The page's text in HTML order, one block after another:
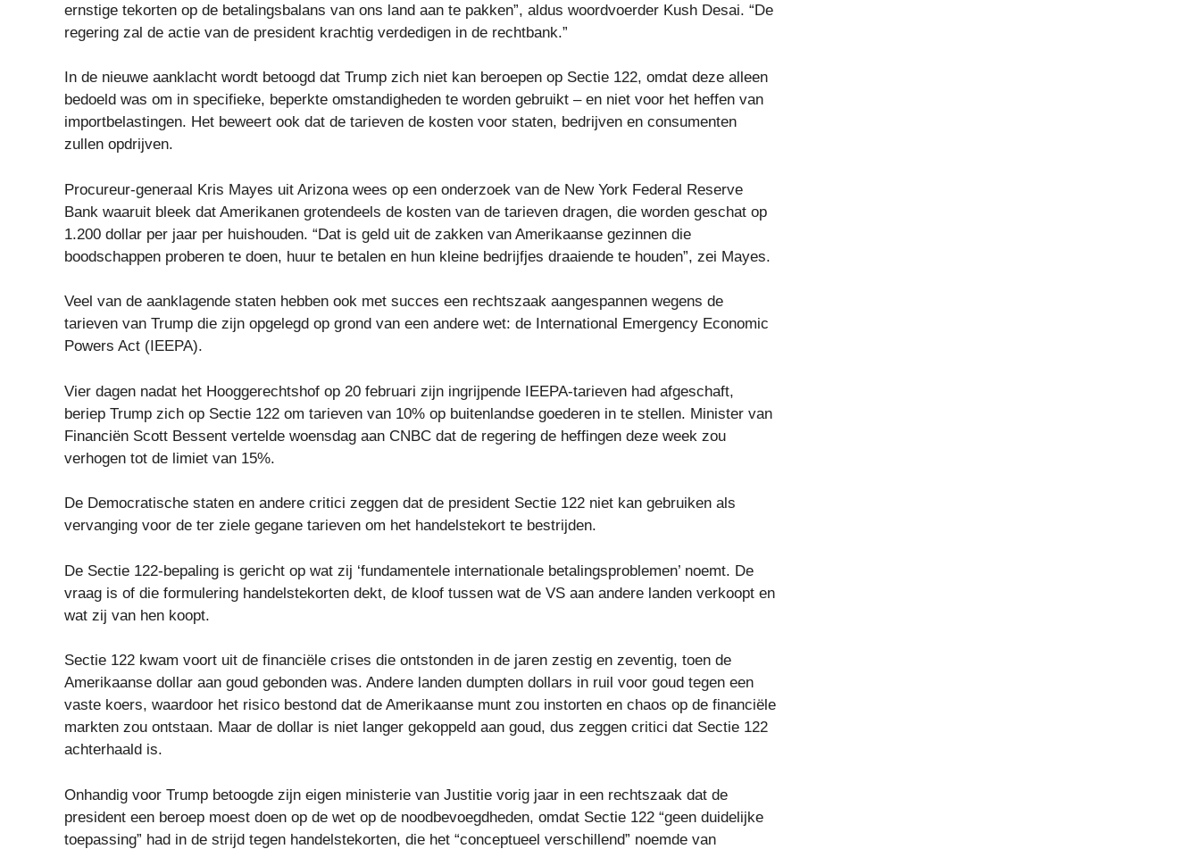
ernstige tekorten op de betalingsbalans van ons land aan te pakken”, aldus woordvoerder Kush Desai. “De
regering zal de actie van de president krachtig verdedigen in de rechtbank.”
In de nieuwe aanklacht wordt betoogd dat Trump zich niet kan beroepen op Sectie 122, omdat deze alleen
bedoeld was om in specifieke, beperkte omstandigheden te worden gebruikt – en niet voor het heffen van
importbelastingen. Het beweert ook dat de tarieven de kosten voor staten, bedrijven en consumenten
zullen opdrijven.
Procureur-generaal Kris Mayes uit Arizona wees op een onderzoek van de New York Federal Reserve
Bank waaruit bleek dat Amerikanen grotendeels de kosten van de tarieven dragen, die worden geschat op
1.200 dollar per jaar per huishouden. “Dat is geld uit de zakken van Amerikaanse gezinnen die
boodschappen proberen te doen, huur te betalen en hun kleine bedrijfjes draaiende te houden”, zei Mayes.
Veel van de aanklagende staten hebben ook met succes een rechtszaak aangespannen wegens de
tarieven van Trump die zijn opgelegd op grond van een andere wet: de International Emergency Economic
Powers Act (IEEPA).
Vier dagen nadat het Hooggerechtshof op 20 februari zijn ingrijpende IEEPA-tarieven had afgeschaft,
beriep Trump zich op Sectie 122 om tarieven van 10% op buitenlandse goederen in te stellen. Minister van
Financiën Scott Bessent vertelde woensdag aan CNBC dat de regering de heffingen deze week zou
verhogen tot de limiet van 15%.
De Democratische staten en andere critici zeggen dat de president Sectie 122 niet kan gebruiken als
vervanging voor de ter ziele gegane tarieven om het handelstekort te bestrijden.
De Sectie 122-bepaling is gericht op wat zij ‘fundamentele internationale betalingsproblemen’ noemt. De
vraag is of die formulering handelstekorten dekt, de kloof tussen wat de VS aan andere landen verkoopt en
wat zij van hen koopt.
Sectie 122 kwam voort uit de financiële crises die ontstonden in de jaren zestig en zeventig, toen de
Amerikaanse dollar aan goud gebonden was. Andere landen dumpten dollars in ruil voor goud tegen een
vaste koers, waardoor het risico bestond dat de Amerikaanse munt zou instorten en chaos op de financiële
markten zou ontstaan. Maar de dollar is niet langer gekoppeld aan goud, dus zeggen critici dat Sectie 122
achterhaald is.
Onhandig voor Trump betoogde zijn eigen ministerie van Justitie vorig jaar in een rechtszaak dat de
president een beroep moest doen op de wet op de noodbevoegdheden, omdat Sectie 122 “geen duidelijke
toepassing” had in de strijd tegen handelstekorten, die het “conceptueel verschillend” noemde van